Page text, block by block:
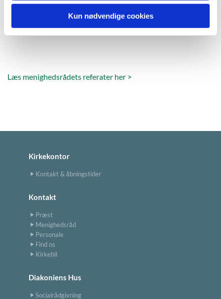
Kun nødvendige cookies
Læs menighedsrådets referater her >
Kirkekontor
Kontakt & åbningstider
Kontakt
Præst
Menighedsråd
Personale
Find os
Kirkebil
Diakoniens Hus
Socialrådgivning